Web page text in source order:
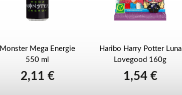
Monster Mega Energie
550 ml
2,11 €
Haribo Harry Potter Luna
Lovegood 160g
1,54 €